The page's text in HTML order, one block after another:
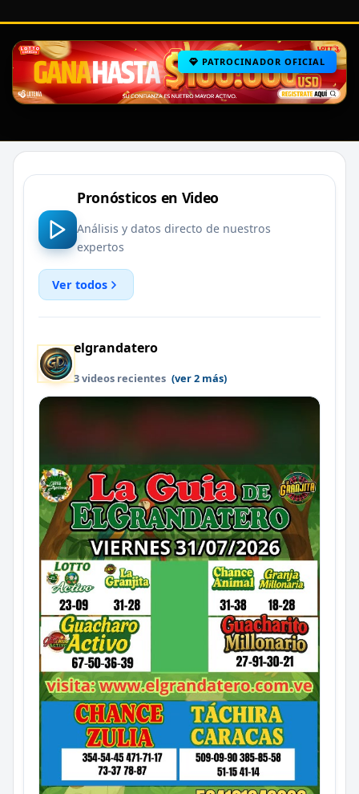
PATROCINADOR OFICIAL
Pronósticos en Video
Análisis y datos directo de nuestros
expertos
Ver todos
elgrandatero
3 videos recientes (ver 2 más)